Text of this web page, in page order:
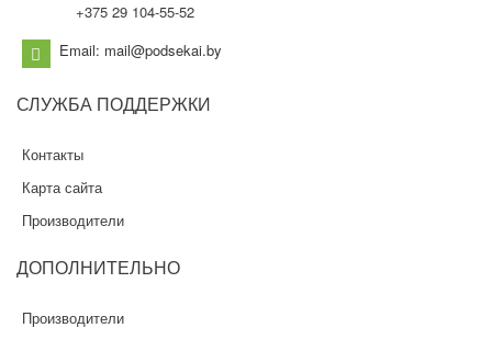
+375 29 104-55-52
Email: mail@podsekai.by
СЛУЖБА ПОДДЕРЖКИ
Контакты
Карта сайта
Производители
ДОПОЛНИТЕЛЬНО
Производители